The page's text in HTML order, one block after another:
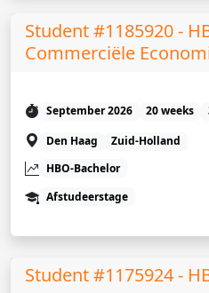
Student #1185920 -
Commerciële
September 2026 20 weeks
Den Haag
Zuid-Holland
HBO-Bachelor
Afstudeerstage
Student #1175924 -